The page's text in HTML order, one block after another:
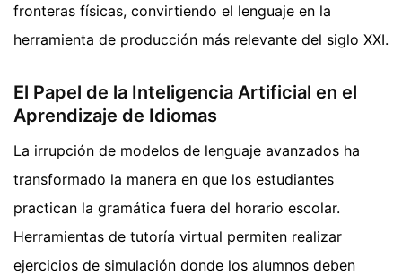
fronteras físicas, convirtiendo el lenguaje en la
herramienta de producción más relevante del siglo XXI.
El Papel de la Inteligencia Artificial en el
Aprendizaje de Idiomas
La irrupción de modelos de lenguaje avanzados ha
transformado la manera en que los estudiantes
practican la gramática fuera del horario escolar.
Herramientas de tutoría virtual permiten realizar
ejercicios de simulación donde los alumnos deben